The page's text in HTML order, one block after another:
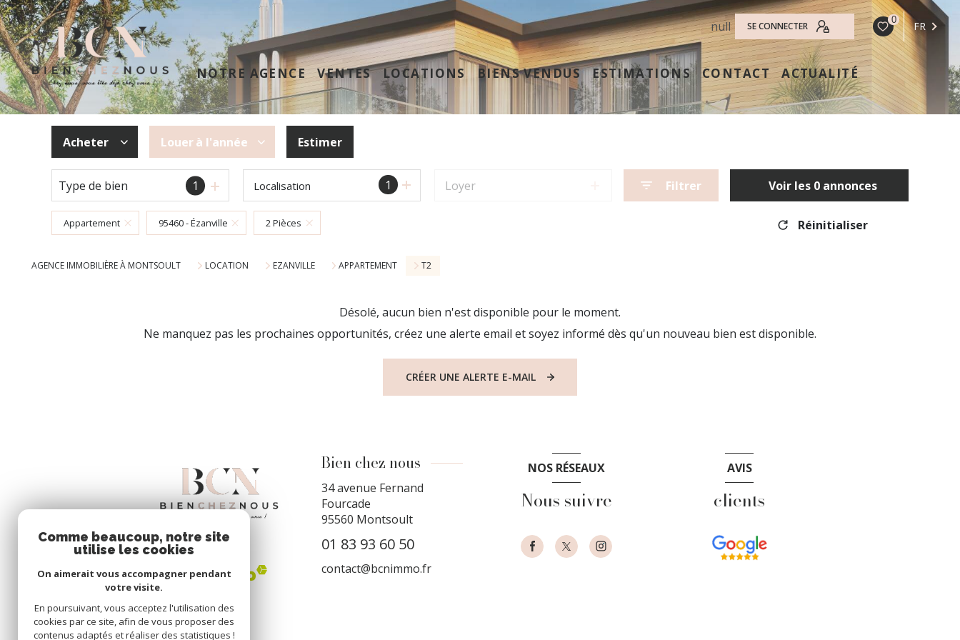
null SE CONNECTER
0 FR
NOTRE AGENCE VENTES LOCATIONS BIENS VENDUS ESTIMATIONS CONTACT ACTUALITÉ
Acheter
De l'ancien
Louerà l'année
à l'année
Estimer
Type de bien 1 1
Localisation Loyer Filtrer Voir les 0 annonces
Appartement 95460 - Ézanville 2 Pièces Réinitialiser
AGENCE IMMOBILIÈRE À MONTSOULT LOCATION EZANVILLE APPARTEMENT T2
Désolé, aucun bien n'est disponible pour le moment.
Ne manquez pas les prochaines opportunités, créez une alerte email et soyez informé dès qu'un nouveau bien est disponible.
CRÉER UNE ALERTE E-MAIL
Bien chez nous
34 avenue Fernand
Fourcade
95560 Montsoult
01 83 93 60 50
contact@bcnimmo.fr
NOS RÉSEAUX
Nous suivre
AVIS
clients
Comme beaucoup, notre site
utilise les cookies
On aimerait vous accompagner pendant
votre visite.
En poursuivant, vous acceptez l'utilisation des
cookies par ce site, afin de vous proposer des
contenus adaptés et réaliser des statistiques !